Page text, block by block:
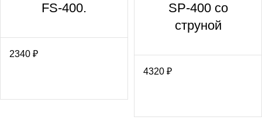
FS-400.
2340 ₽
SP-400 со
струной
4320 ₽